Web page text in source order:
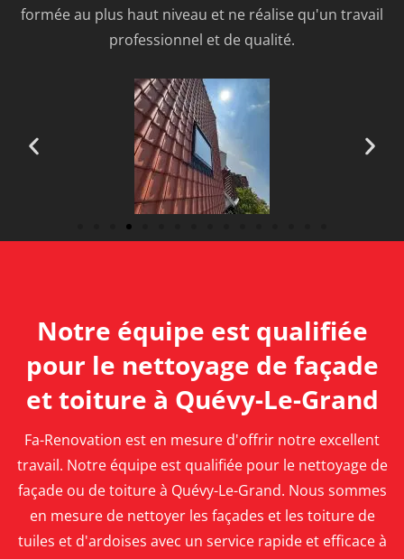
formée au plus haut niveau et ne réalise qu'un travail
professionnel et de qualité.
Notre équipe est qualifiée
pour le nettoyage de façade
et toiture à Quévy-Le-Grand
Fa-Renovation est en mesure d'offrir notre excellent
travail. Notre équipe est qualifiée pour le nettoyage de
façade ou de toiture à Quévy-Le-Grand. Nous sommes
en mesure de nettoyer les façades et les toiture de
tuiles et d'ardoises avec un service rapide et efficace à